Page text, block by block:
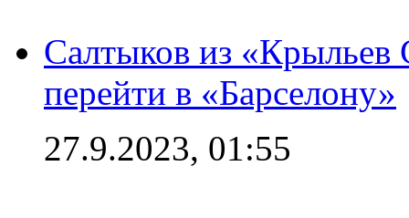
Салтыков из «Крыльев
перейти в «Барселону»
27.9.2023, 01:55